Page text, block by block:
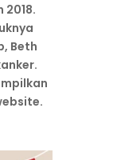
Beth